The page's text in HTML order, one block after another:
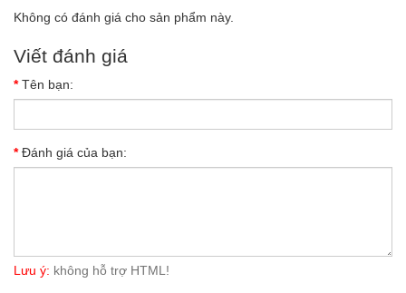
Không có đánh giá cho sản phẩm này.
Viết đánh giá
Tên bạn:
Đánh giá của bạn:
Lưu ý: không hỗ trợ HTML!